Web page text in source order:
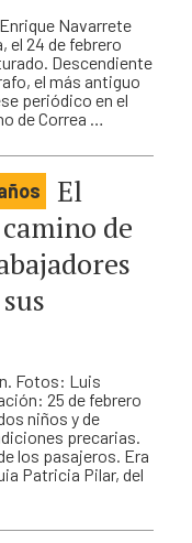
Navarrete
el 24 de febrero
Descendiente
el más antiguo
periódico en el
de Correa …
El
de
Fotos: Luis
25 de febrero
niños y de
precarias.
los pasajeros. Era
Patricia Pilar, del